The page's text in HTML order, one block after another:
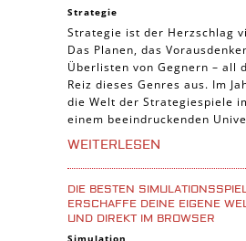
Strategie
Strategie ist der Herzschlag
Das Planen, das
Überlisten von Gegnern – all
Reiz dieses Genres aus. Im
die Welt der Strategiespiele
einem beeindruckenden
WEITERLESEN
DIE BESTEN
ERSCHAFFE DEINE EIGENE
UND DIREKT IM BROWSER
Simulation